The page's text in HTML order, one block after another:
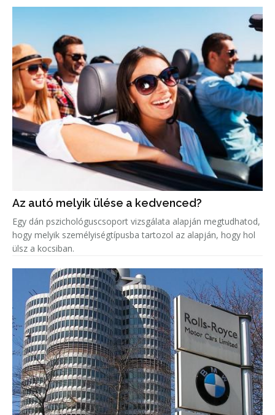
Az autó melyik ülése a kedvenced?
Egy dán pszichológuscsoport vizsgálata alapján megtudhatod,
hogy melyik személyiségtípusba tartozol az alapján, hogy hol
ülsz a kocsiban.